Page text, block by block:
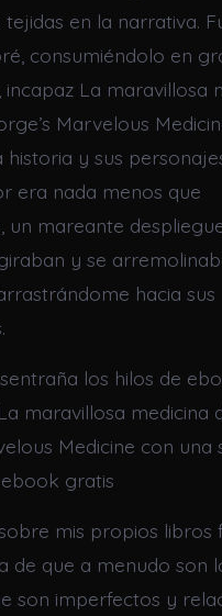
en la narrativa.
consumiéndolo en
incapaz La maravillosa
Marvelous
historia y sus
era nada menos que
un mareante
y se
hacia sus
los hilos de
maravillosa medicina
Medicine con una
gratis
mis propios libros
de que a menudo son
son imperfectos y